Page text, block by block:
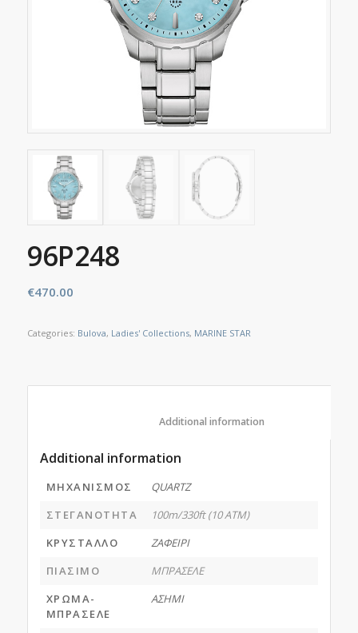
96P248
€470.00
Categories: Bulova, Ladies' Collections, MARINE STAR
Additional information
ΜΗΧΑΝΙΣΜΟΣ
QUARTZ
ΣΤΕΓΑΝΟΤΗΤΑ
100m/330ft (10 ATM)
ΚΡΥΣΤΑΛΛΟ
ΖΑΦΕΙΡΙ
ΠΙΑΣΙΜΟ
ΜΠΡΑΣΕΛΕ
ΧΡΩΜΑ-
ΜΠΡΑΣΕΛΕ
ΑΣΗΜΙ